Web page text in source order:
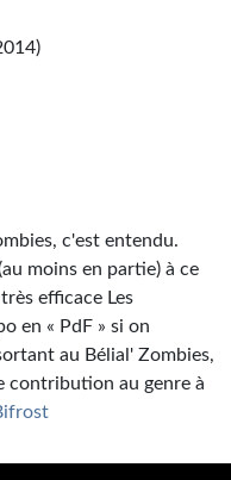
c'est entendu.
moins en partie) à ce
efficace Les
en « PdF » si on
au Bélial' Zombies,
contribution au genre à